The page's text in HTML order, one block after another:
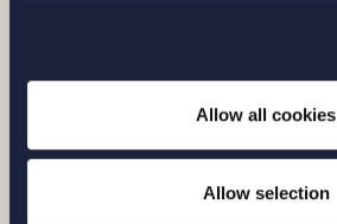
Allow all cookies
Allow selection
Läs mer